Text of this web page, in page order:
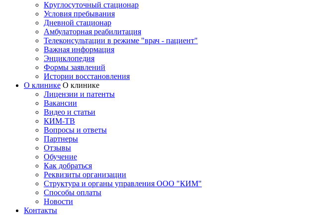
Круглосуточный стационар
Условия пребывания
Дневной стационар
Амбулаторная реабилитация
Телеконсультации в режиме "врач - пациент"
Важная информация
Энциклопедия
Формы заявлений
Истории восстановления
О клинике О клинике
Лицензии и патенты
Вакансии
Видео и статьи
КИМ-ТВ
Вопросы и ответы
Партнеры
Отзывы
Обучение
Как добраться
Реквизиты организации
Структура и органы управления ООО "КИМ"
Способы оплаты
Новости
Контакты